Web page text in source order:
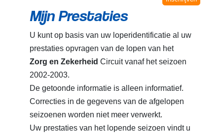
Mijn Prestaties
U kunt op basis van uw loperidentificatie al uw
prestaties opvragen van de lopen van het
Zorg en Zekerheid Circuit vanaf het seizoen
2002-2003.
De getoonde informatie is alleen informatief.
Correcties in de gegevens van de afgelopen
seizoenen worden niet meer verwerkt.
Uw prestaties van het lopende seizoen vindt u